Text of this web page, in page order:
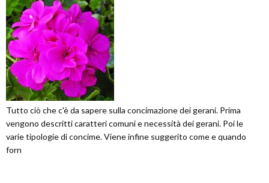
Tutto ciò che c'è da sapere sulla concimazione dei gerani. Prima
vengono descritti caratteri comuni e necessità dei gerani. Poi le
varie tipologie di concime. Viene infine suggerito come e quando
forn